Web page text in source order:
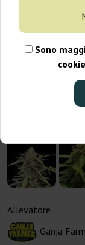
Sono
Allevatore:
Ganja